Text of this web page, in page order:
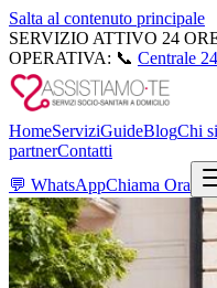
Salta al contenuto principale
SERVIZIO ATTIVO 24
OPERATIVA: 📞 Centrale
HomeServiziGuideBlogChi
partnerContatti
💬 WhatsAppChiama Ora